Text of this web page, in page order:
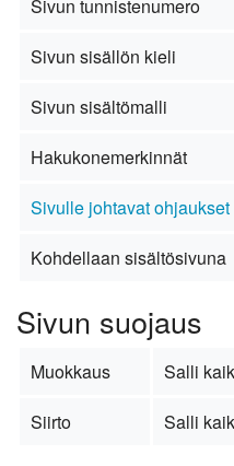
Sivun tunnistenumero
Sivun sisällön kieli
Sivun sisältömalli
Hakukonemerkinnät
Sivulle johtavat ohjaukset
Kohdellaan sisältösivuna
Sivun suojaus
Muokkaus
Salli
Siirto
Salli